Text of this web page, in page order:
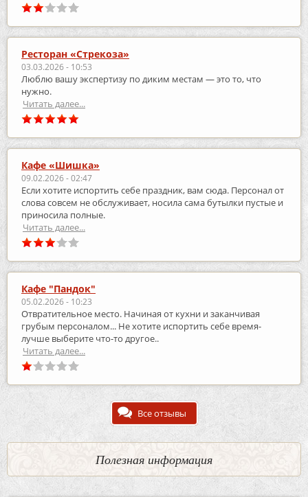
Ресторан «Стрекоза»
03.03.2026 - 10:53
Люблю вашу экспертизу по диким местам — это то, что
нужно.
Читать далее...
Кафе «Шишка»
09.02.2026 - 02:47
Если хотите испортить себе праздник, вам сюда. Персонал от
слова совсем не обслуживает, носила сама бутылки пустые и
приносила полные.
Читать далее...
Кафе "Пандок"
05.02.2026 - 10:23
Отвратительное место. Начиная от кухни и заканчивая
грубым персоналом... Не хотите испортить себе время-
лучше выберите что-то другое..
Читать далее...
Все отзывы
Полезная информация